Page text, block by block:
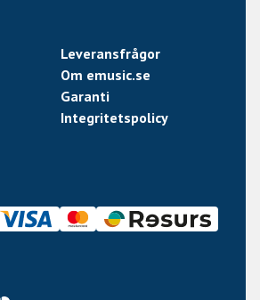
Leveransfrågor
Om emusic.se
Garanti
Integritetspolicy